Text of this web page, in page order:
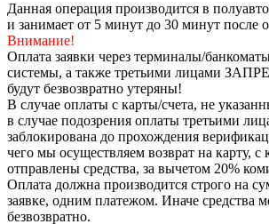
Данная операция производится в
и занимает от 5 минут до 30 минут после
Внимание!
Оплата заявки через терминалы/
системы, а также третьими лицами
будут безвозвратно утеряны!
В случае оплаты с карты/счета, не
в случае подозрения оплаты третьими
заблокирована до прохождения
чего мы осуществляем возврат на карту, с
отправлены средства, за вычетом 20%
Оплата должна производится строго на
заявке, одним платежом. Иначе средства
безвозвратно.